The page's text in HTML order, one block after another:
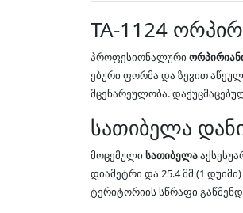
TA-1124
პროფესიონალური
ებური ფორმა და ზევით
მცენარეულობა.
სათიბელა
მოცემული სათიბელა
დიამეტრი და 25.4 მმ (1
ტერიტორიის სწრაფი